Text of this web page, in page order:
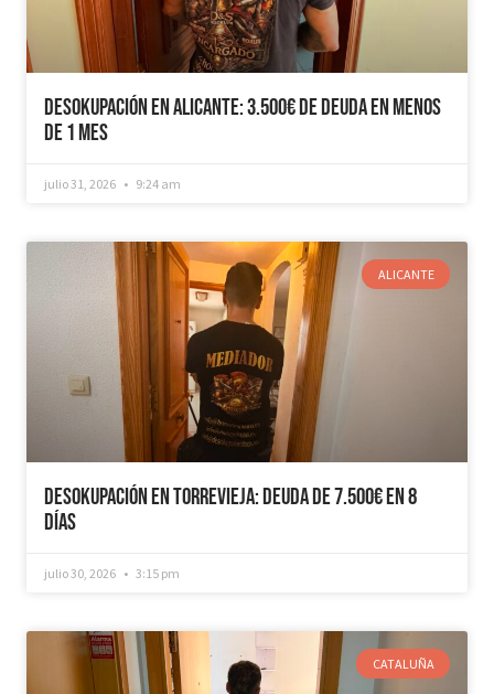
Desokupación en Alicante: 3.500€ de Deuda en Menos
de 1 mes
julio 31, 2026 9:24 am
ALICANTE
Desokupación en Torrevieja: Deuda de 7.500€ en 8
días
julio 30, 2026 3:15 pm
CATALUÑA